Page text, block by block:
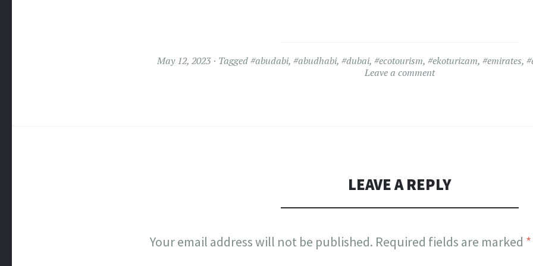
May 12, 2023 Tagged#abudabi, #abudhabi, #dubai, #ecotourism, #ekoturizam, #emirates,
Leave a comment
LEAVE A REPLY
Your email address will not be published. Required fields are marked *